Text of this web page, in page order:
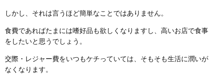
しかし、それは言うほど簡単なことではありません。
食費であればたまには嗜好品も欲しくなりますし、高いお店で食事
をしたいと思うでしょう。
交際・レジャー費をいつもケチっていては、そもそも生活に潤いが
なくなります。